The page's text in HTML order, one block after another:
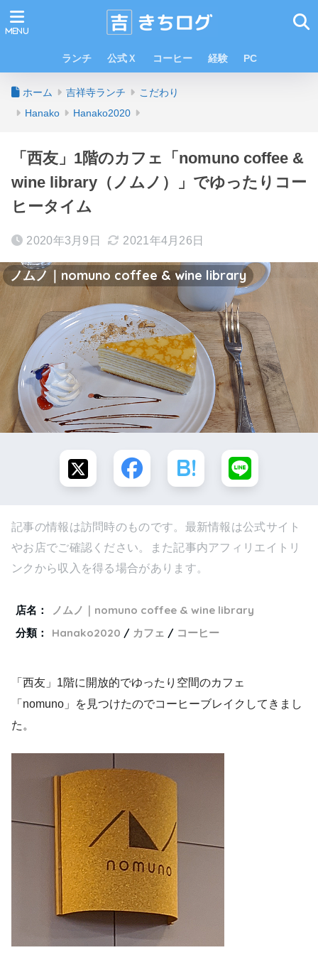
ランチ 公式Ｘ コーヒー 経験 PC
ホーム 吉祥寺ランチ
こだわり
Hanako
Hanako2020
「西友」1階のカフェ「nomuno coffee &
wine library（ノムノ）」でゆったりコー
ヒータイム
2020年3月9日 2021年4月26日
ノムノ｜nomuno coffee & wine library
記事の情報は訪問時のものです。最新情報は公式サイト
やお店でご確認ください。また記事内アフィリエイトリ
ンクから収入を得る場合があります。
店名：
ノムノ｜nomuno coffee & wine library
分類：
Hanako2020 カフェ コーヒー
「西友」1階に開放的でゆったり空間のカフェ
「nomuno」を見つけたのでコーヒーブレイクしてきまし
た。